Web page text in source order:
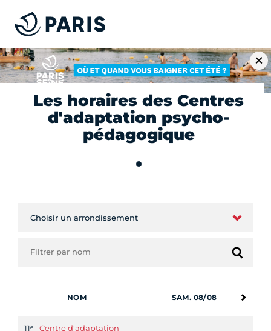
Les horaires des Centres
d'adaptation psycho-
pédagogique
NOM SAM. 08/08
11ᵉ
Centre d'adaptation